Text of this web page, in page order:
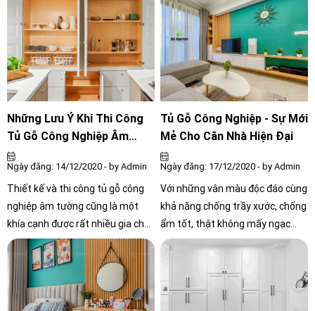
gỗ công nghiệp, so với gỗ tự
nhiên với giá thành cao thì gỗ
công nghiệp là sự lựa chọn tối ưu
nhất cho việc thi công nội thất gỗ
cho căn nhà của bạn
thiện và ấm áp, tô điểm không
gian thêm phần sinh động. Tuy
nhiên với sự đa dạng về mẫu mã,
kiểu dáng cũng như chất liệu
Những Lưu Ý Khi Thi Công
Tủ Gỗ Công Nghiệp Âm
Tường Cho Không Gian Đẹp
Ngày đăng: 14/12/2020 - by Admin
Thiết kế và thi công tủ gỗ công
nghiệp âm tường cũng là một
khía cạnh được rất nhiều gia chủ
quan tâm. Bởi nó không chỉ tiện
lợi, mà còn mang lại tính thẩm
mỹ cho ngôi nhà, tận dụng các
khoảng không gian trống hoàn
Tủ Gỗ Công Nghiệp - Sự Mới
Mẻ Cho Căn Nhà Hiện Đại
Ngày đăng: 17/12/2020 - by Admin
Với những vân màu độc đáo cùng
khả năng chống trầy xước, chống
ẩm tốt, thật không mấy ngạc
nhiên khi tủ gỗ công nghiệp đang
trở thành xu hướng thiết kế nội
thất trong những năm gần đây.